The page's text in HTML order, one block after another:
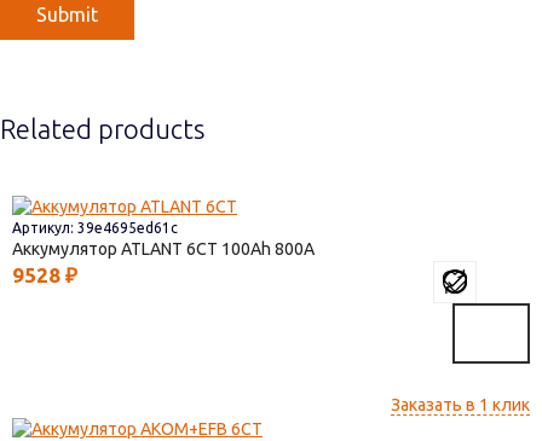
Related products
Артикул: 39e4695ed61c
Аккумулятор ATLANT 6СТ 100 800
9528 ₽
Заказать в 1 клик